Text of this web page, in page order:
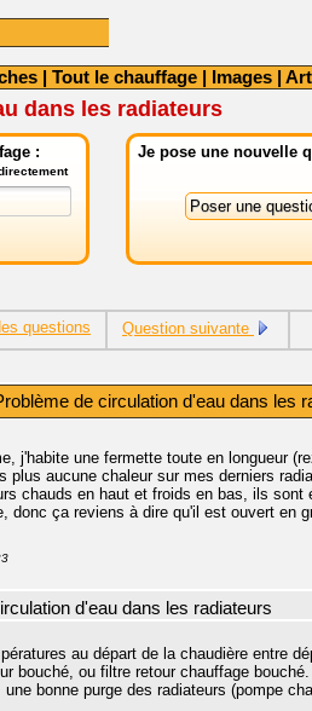
| Tout le chauffage | Images |
dans les radiateurs
: Je pose une nouvelle
questions Question suivante
de circulation d'eau dans les
j'habite une fermette toute en longueur
plus aucune chaleur sur mes derniers
chauds en haut et froids en bas, ils
donc ça reviens à dire qu'il est ouvert en
d'eau dans les radiateurs
au départ de la chaudière entre
bouché, ou filtre retour chauffage bouché.
bonne purge des radiateurs (pompe